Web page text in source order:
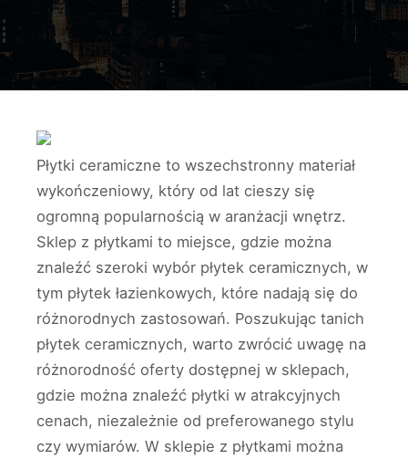
Płytki ceramiczne to wszechstronny materiał
wykończeniowy, który od lat cieszy się
ogromną popularnością w aranżacji wnętrz.
Sklep z płytkami to miejsce, gdzie można
znaleźć szeroki wybór płytek ceramicznych, w
tym płytek łazienkowych, które nadają się do
różnorodnych zastosowań. Poszukując tanich
płytek ceramicznych, warto zwrócić uwagę na
różnorodność oferty dostępnej w sklepach,
gdzie można znaleźć płytki w atrakcyjnych
cenach, niezależnie od preferowanego stylu
czy wymiarów. W sklepie z płytkami można